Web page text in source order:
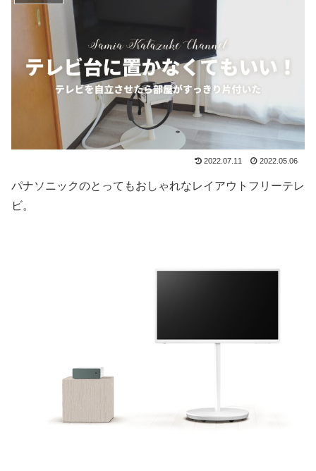
2022.07.11 2022.05.06
パナソニックのとってもおしゃれなレイアウトフリーテレ
ビ。